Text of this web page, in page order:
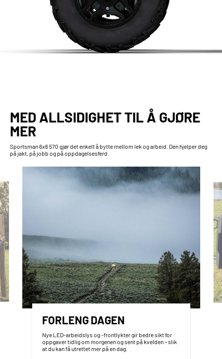
MED ALLSIDIGHET TIL Å GJØRE
MER
Sportsman 6x6 570 gjør det enkelt å bytte mellom lek og arbeid. Den hjelper deg
på jakt, på jobb og på oppdagelsesferd.
FORLENG DAGEN
Nye LED-arbeidslys og -frontlykter gir bedre sikt for
oppgaver tidlig om morgenen og sent på kvelden – slik
at du kan få utrettet mer på en dag.